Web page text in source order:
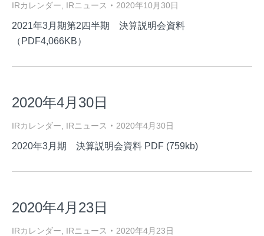
IRカレンダー IRニュース 2020年10月30日
2021年3月期第2四半期 決算説明会資料
（PDF4,066KB）
2020年4月30日
IRカレンダー IRニュース 2020年4月30日
2020年3月期 決算説明会資料 PDF (759kb)
2020年4月23日
IRカレンダー IRニュース 2020年4月23日